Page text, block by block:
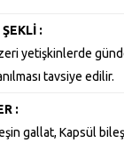
:
yetişkinlerde
tavsiye edilir.
:
gallat, Kapsül